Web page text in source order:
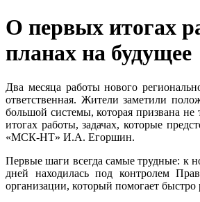
О первых итогах
планах на будущее
Два месяца работы нового
ответственная. Жители заметили
большой системы, которая призвана
итогах работы, задачах, которые
«МСК-НТ» И.А. Егоршин.
Первые шаги всегда самые трудные: к
дней находилась под контролем
организации, который помогает быстро